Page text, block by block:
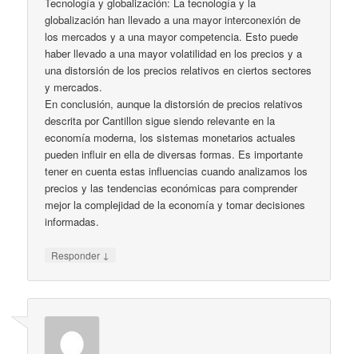
globalización han llevado a una mayor interconexión de
los mercados y a una mayor competencia. Esto puede
haber llevado a una mayor volatilidad en los precios y a
una distorsión de los precios relativos en ciertos sectores
y mercados.
En conclusión, aunque la distorsión de precios relativos
descrita por Cantillon sigue siendo relevante en la
economía moderna, los sistemas monetarios actuales
pueden influir en ella de diversas formas. Es importante
tener en cuenta estas influencias cuando analizamos los
precios y las tendencias económicas para comprender
mejor la complejidad de la economía y tomar decisiones
informadas.
Responder ↓